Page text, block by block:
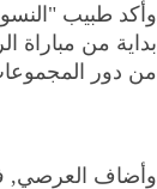
وأكد طبيب
بداية من مباراة
من دور
وأضاف العرصي,